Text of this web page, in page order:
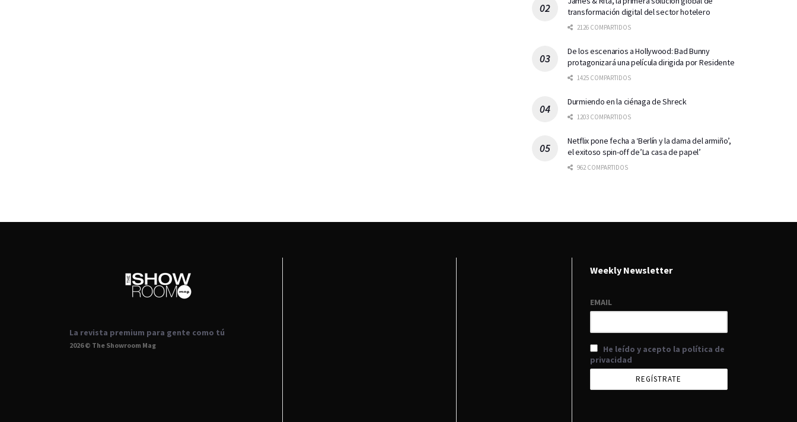
transformación digital del sector hotelero
2126 COMPARTIDOS
De los escenarios a Hollywood: Bad Bunny
protagonizará una película dirigida por Residente
1425 COMPARTIDOS
Durmiendo en la ciénaga de Shreck
1203 COMPARTIDOS
Netflix pone fecha a ‘Berlín y la dama del armiño’,
el exitoso spin-off de’La casa de papel’
962 COMPARTIDOS
La revista premium para gente como tú
2026 © The Showroom Mag
Weekly Newsletter
EMAIL
He leído y acepto la política de
privacidad